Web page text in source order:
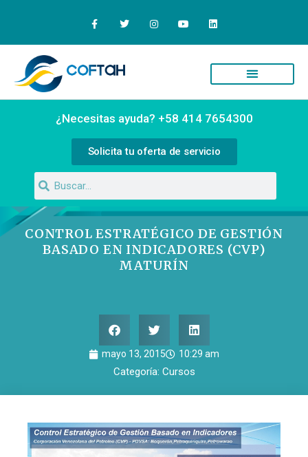
¿Necesitas ayuda? +58 414 7654300
Solicita tu oferta de servicio
CONTROL ESTRATÉGICO DE GESTIÓN
BASADO EN INDICADORES (CVP)
MATURÍN
mayo 13, 2015 10:29 am
Categoría: Cursos